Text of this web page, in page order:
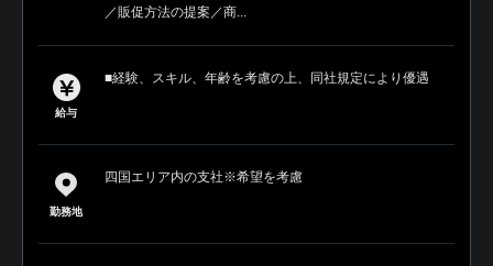
／販促方法の提案／商...
給与
■経験、スキル、年齢を考慮の上、同社規定により優遇
勤務地
四国エリア内の支社※希望を考慮